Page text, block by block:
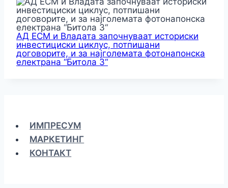
АД ЕСМ и Владата започнуваат историски
инвестициски циклус, потпишани
договорите, и за најголемата фотонапонска
електрана “Битола 3“
ИМПРЕСУМ
МАРКЕТИНГ
КОНТАКТ